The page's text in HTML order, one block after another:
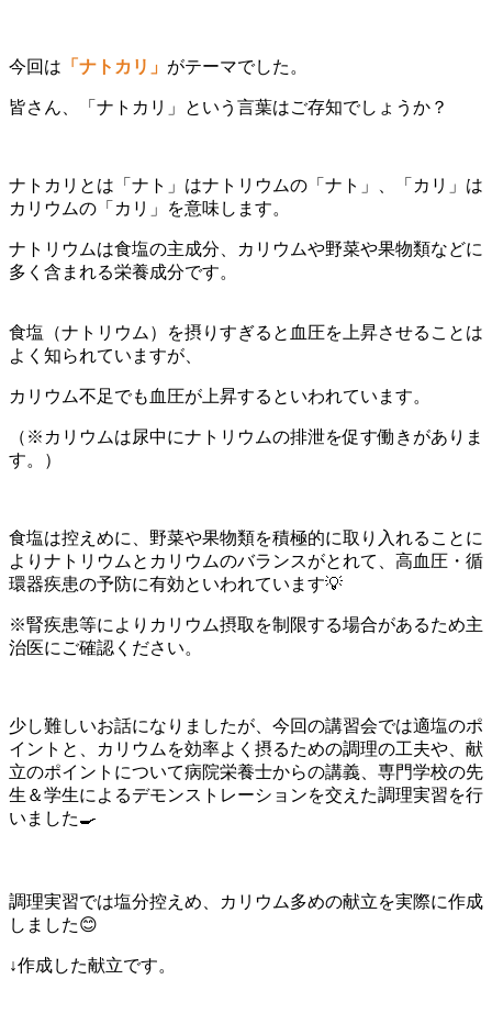
今回は 「ナトカリ」 がテーマでした。
皆さん、「ナトカリ」という言葉はご存知でしょうか？
ナトカリとは「ナト」はナトリウムの「ナト」、「カリ」は
カリウムの「カリ」を意味します。
ナトリウムは食塩の主成分、カリウムや野菜や果物類などに
多く含まれる栄養成分です。
食塩（ナトリウム）を摂りすぎると血圧を上昇させることは
よく知られていますが、
カリウム不足でも血圧が上昇するといわれています。
（※カリウムは尿中にナトリウムの排泄を促す働きがありま
す。）
食塩は控えめに、野菜や果物類を積極的に取り入れることに
よりナトリウムとカリウムのバランスがとれて、高血圧・循
環器疾患の予防に有効といわれています💡
※腎疾患等によりカリウム摂取を制限する場合があるため主
治医にご確認ください。
少し難しいお話になりましたが、今回の講習会では適塩のポ
イントと、カリウムを効率よく摂るための調理の工夫や、献
立のポイントについて病院栄養士からの講義、専門学校の先
生＆学生によるデモンストレーションを交えた調理実習を行
いました🍳
調理実習では塩分控えめ、カリウム多めの献立を実際に作成
しました😊
↓作成した献立です。